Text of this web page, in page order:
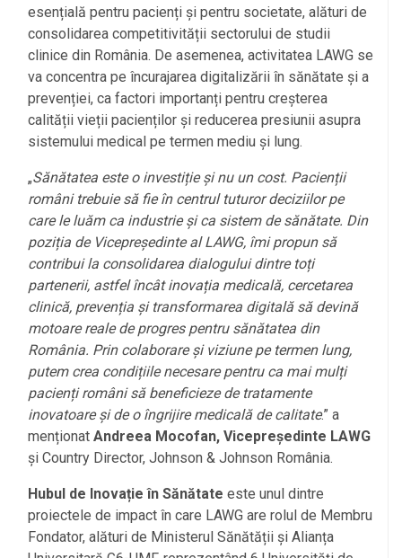
esențială pentru pacienți și pentru societate, alături de
consolidarea competitivității sectorului de studii
clinice din România. De asemenea, activitatea LAWG se
va concentra pe încurajarea digitalizării în sănătate și a
prevenției, ca factori importanți pentru creșterea
calității vieții pacienților și reducerea presiunii asupra
sistemului medical pe termen mediu și lung.
„Sănătatea este o investiție și nu un cost. Pacienții
români trebuie să fie în centrul tuturor deciziilor pe
care le luăm ca industrie și ca sistem de sănătate. Din
poziția de Vicepreședinte al LAWG, îmi propun să
contribui la consolidarea dialogului dintre toți
partenerii, astfel încât inovația medicală, cercetarea
clinică, prevenția și transformarea digitală să devină
motoare reale de progres pentru sănătatea din
România. Prin colaborare și viziune pe termen lung,
putem crea condițiile necesare pentru ca mai mulți
pacienți români să beneficieze de tratamente
inovatoare și de o îngrijire medicală de calitate.” a
menționat Andreea Mocofan, Vicepreședinte LAWG
și Country Director, Johnson & Johnson România.
Hubul de Inovație în Sănătate este unul dintre
proiectele de impact în care LAWG are rolul de Membru
Fondator, alături de Ministerul Sănătății și Alianța